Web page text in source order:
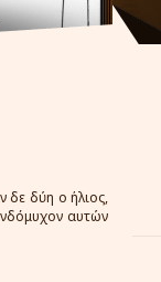
δε δύη ο ήλιος,
αυτών